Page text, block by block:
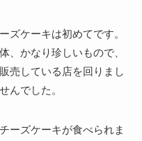
ズケーキは初めてです。
、かなり珍しいもので、
売している店を回りまし
んでした。
ーズケーキが食べられま